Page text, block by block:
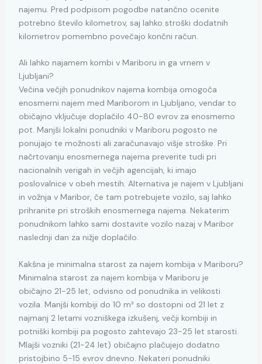
najemu. Pred podpisom pogodbe natančno ocenite
potrebno število kilometrov, saj lahko stroški dodatnih
kilometrov pomembno povečajo končni račun.
Ali lahko najamem kombi v Mariboru in ga vrnem v
Ljubljani?
Večina večjih ponudnikov najema kombija omogoča
enosmerni najem med Mariborom in Ljubljano, vendar to
običajno vključuje doplačilo 40-80 evrov za enosmerno
pot. Manjši lokalni ponudniki v Mariboru pogosto ne
ponujajo te možnosti ali zaračunavajo višje stroške. Pri
načrtovanju enosmernega najema preverite tudi pri
nacionalnih verigah in večjih agencijah, ki imajo
poslovalnice v obeh mestih. Alternativa je najem v Ljubljani
in vožnja v Maribor, če tam potrebujete vozilo, saj lahko
prihranite pri stroških enosmernega najema. Nekaterim
ponudnikom lahko sami dostavite vozilo nazaj v Maribor
naslednji dan za nižje doplačilo.
Kakšna je minimalna starost za najem kombija v Mariboru?
Minimalna starost za najem kombija v Mariboru je
običajno 21-25 let, odvisno od ponudnika in velikosti
vozila. Manjši kombiji do 10 m³ so dostopni od 21 let z
najmanj 2 letami vozniškega izkušenj, večji kombiji in
potniški kombiji pa pogosto zahtevajo 23-25 let starosti.
Mlajši vozniki (21-24 let) običajno plačujejo dodatno
pristojbino 5-15 evrov dnevno. Nekateri ponudniki